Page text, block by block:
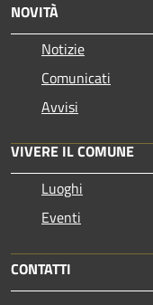
NOVITÀ
Notizie
Comunicati
Avvisi
VIVERE IL COMUNE
Luoghi
Eventi
CONTATTI